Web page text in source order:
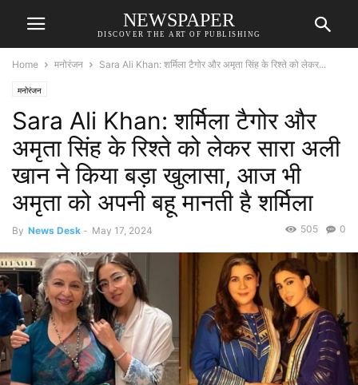
NEWSPAPER
DISCOVER THE ART OF PUBLISHING
Home मनोरंजन Sara Ali Khan: शर्मिला टैगोर और अमृता सिंह के रिश्ते को लेकर...
मनोरंजन
Sara Ali Khan: शर्मिला टैगोर और
अमृता सिंह के रिश्ते को लेकर सारा अली
खान ने किया बड़ा खुलासा, आज भी
अमृता को अपनी बहू मानती है शर्मिला
By News Desk - May 17, 2024 0
505